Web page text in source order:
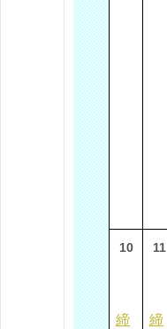
10
締
11
締